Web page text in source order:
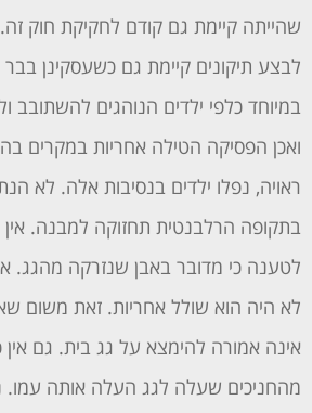
שהייתה קיימת גם קודם לחקיקת חוק
לבצע תיקונים קיימת גם כשעסקינן
במיוחד כלפי ילדים הנוהגים להשתובב
ואכן הפסיקה הטילה אחריות במקרים
ראויה, נפלו ילדים בנסיבות אלה. לא
בתקופה הרלבנטית תחזוקה למבנה.
לטענה כי מדובר באבן שנזרקה מהגג.
לא היה הוא שולל אחריות. זאת משום
אינה אמורה להימצא על גג בית. גם אין
מהחניכים שעלה לגג העלה אותה עמו.